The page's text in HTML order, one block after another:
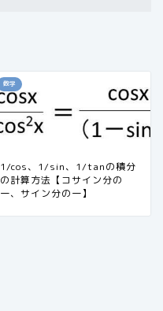
数学
1/cos、1/sin、1/tanの積分
の計算方法【コサイン分の
一、サイン分の一】